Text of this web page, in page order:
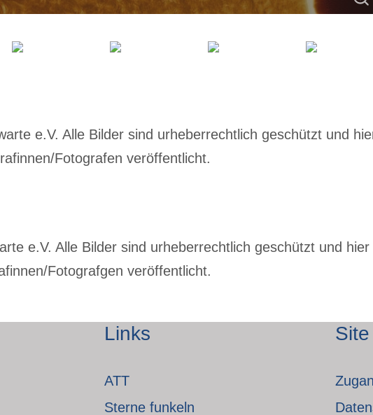
e.V. Alle Bilder sind urheberrechtlich geschützt und
Fotografen veröffentlicht.
e.V. Alle Bilder sind urheberrechtlich geschützt und
Fotografgen veröffentlicht.
Links
ATT
Sterne funkeln
Site